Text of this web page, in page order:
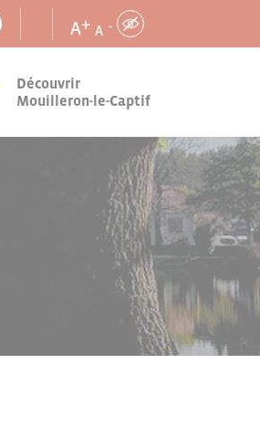
A+ A -
Découvrir
Mouilleron-le-Captif